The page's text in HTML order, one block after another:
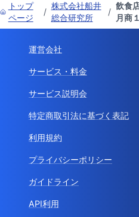
トップ
ページ
/
株式会社船井
総合研究所
/
飲食
月商
運営会社
サービス・料金
サービス説明会
特定商取引法に基づく表記
利用規約
プライバシーポリシー
ガイドライン
API利用